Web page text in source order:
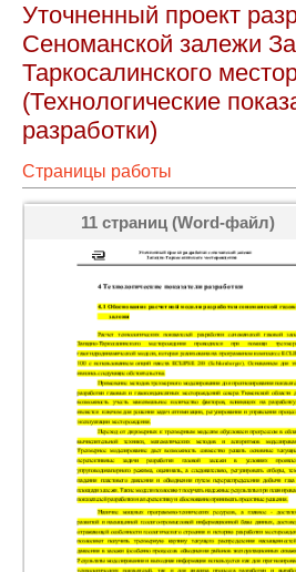
Уточненный проект
Сеноманской залежи
Таркосалинского
(Технологические
разработки)
Страницы работы
11 страниц (Word-файл)